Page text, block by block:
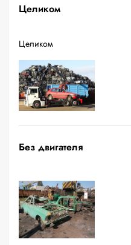
Целиком
Целиком
Без двигателя